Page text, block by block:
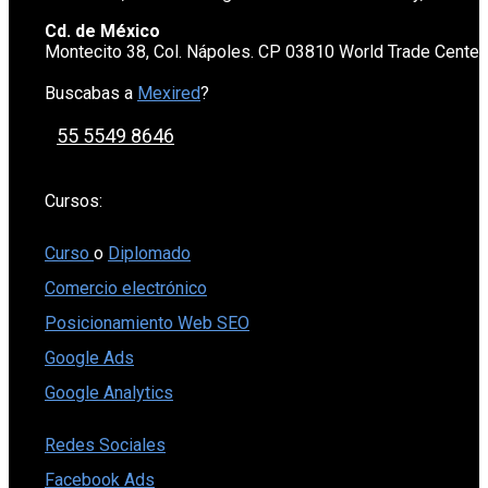
Cd. de México
Montecito 38, Col. Nápoles. CP 03810 World Trade
Buscabas a Mexired?
55 5549 8646
Cursos:
Curso o Diplomado
Comercio electrónico
Posicionamiento Web SEO
Google Ads
Google Analytics
Redes Sociales
Facebook Ads